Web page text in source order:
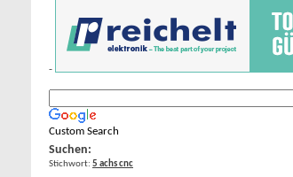
-
Custom Search
Suchen:
Stichwort: 5 achs cnc